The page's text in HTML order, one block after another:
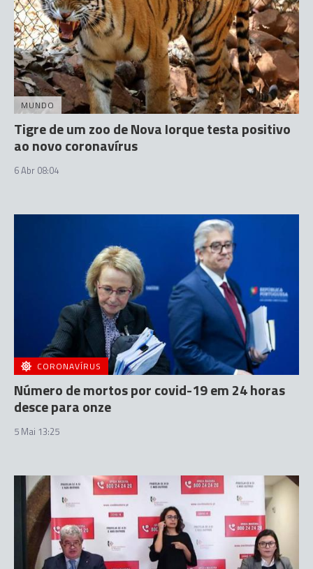
MUNDO
Tigre de um zoo de Nova Iorque testa positivo
ao novo coronavírus
6 Abr 08:04
CORONAVÍRUS
Número de mortos por covid-19 em 24 horas
desce para onze
5 Mai 13:25